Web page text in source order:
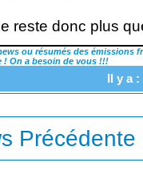
reste donc plus
ou résumés des
! On a besoin de vous !!!
Il y a
Précédente